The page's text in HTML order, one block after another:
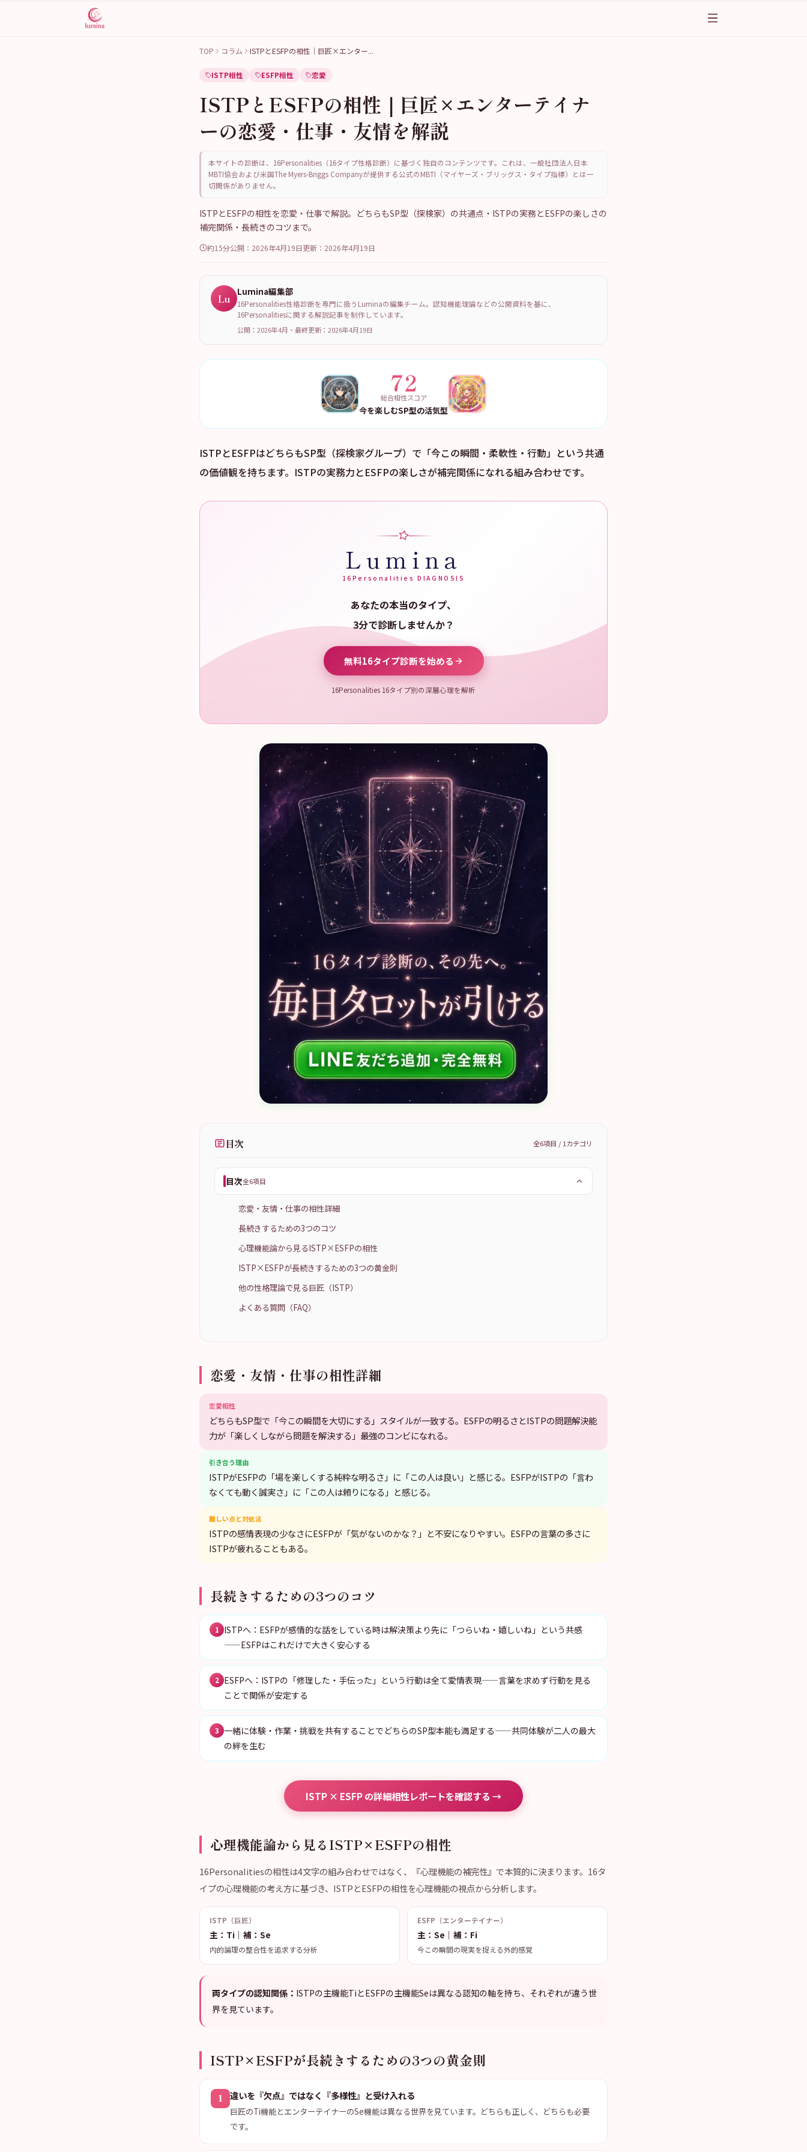
TOP コラム ISTPとESFPの相性｜巨匠×エンター...
ISTP相性 ESFP相性 恋愛
ISTPとESFPの相性｜巨匠×エンターテイナ
ーの恋愛・仕事・友情を解説
本サイトの診断は、16Personalities（16タイプ性格診断）に基づく独自のコンテンツです。これは、一般社団法人日本
MBTI協会および米国The Myers-Briggs Companyが提供する公式のMBTI（マイヤーズ・ブリッグス・タイプ指標）とは一
切関係がありません。
ISTPとESFPの相性を恋愛・仕事で解説。どちらもSP型（探検家）の共通点・ISTPの実務とESFPの楽しさの
補完関係・長続きのコツまで。
約15分公開： 2026年4月19日更新： 2026年4月19日
Lu Lumina編集部
16Personalities性格診断を専門に扱うLuminaの編集チーム。認知機能理論などの公開資料を基に、
16Personalitiesに関する解説記事を制作しています。
公開：2026年4月 ・ 最終更新： 2026年4月19日
72
総合相性スコア
今を楽しむSP型の活気型
ISTPとESFPはどちらもSP型（探検家グループ）で「今この瞬間・柔軟性・行動」という共通
の価値観を持ちます。ISTPの実務力とESFPの楽しさが補完関係になれる組み合わせです。
Lumina
16Personalities DIAGNOSIS
あなたの本当のタイプ、
3分で診断しませんか？
無料16タイプ診断を始める
16Personalities 16タイプ別の深層心理を解析
目次 全6項目 / 1カテゴリ
目次全6項目
恋愛・友情・仕事の相性詳細
長続きするための3つのコツ
心理機能論から見るISTP×ESFPの相性
ISTP×ESFPが長続きするための3つの黄金則
他の性格理論で見る巨匠（ISTP）
よくある質問（FAQ）
恋愛・友情・仕事の相性詳細
恋愛相性
どちらもSP型で「今この瞬間を大切にする」スタイルが一致する。ESFPの明るさとISTPの問題解決能
力が「楽しくしながら問題を解決する」最強のコンビになれる。
引き合う理由
ISTPがESFPの「場を楽しくする純粋な明るさ」に「この人は良い」と感じる。ESFPがISTPの「言わ
なくても動く誠実さ」に「この人は頼りになる」と感じる。
難しい点と対処法
ISTPの感情表現の少なさにESFPが「気がないのかな？」と不安になりやすい。ESFPの言葉の多さに
ISTPが疲れることもある。
長続きするための3つのコツ
1
ISTPへ：ESFPが感情的な話をしている時は解決策より先に「つらいね・嬉しいね」という共感
——ESFPはこれだけで大きく安心する
2 ESFPへ：ISTPの「修理した・手伝った」という行動は全て愛情表現——言葉を求めず行動を見る
ことで関係が安定する
3
一緒に体験・作業・挑戦を共有することでどちらのSP型本能も満足する——共同体験が二人の最大
の絆を生む
ISTP × ESFP の詳細相性レポートを確認する →
心理機能論から見るISTP×ESFPの相性
16Personalitiesの相性は4文字の組み合わせではなく、『心理機能の補完性』で本質的に決まります。16タ
イプの心理機能の考え方に基づき、ISTPとESFPの相性を心理機能の視点から分析します。
ISTP（巨匠）
主：Ti｜補：Se
内的論理の整合性を追求する分析
ESFP（エンターテイナー）
主：Se｜補：Fi
今この瞬間の現実を捉える外的感覚
両タイプの認知関係： ISTPの主機能TiとESFPの主機能Seは異なる認知の軸を持ち、それぞれが違う世
界を見ています。
ISTP×ESFPが長続きするための3つの黄金則
1 違いを『欠点』ではなく『多様性』と受け入れる
巨匠のTi機能とエンターテイナーのSe機能は異なる世界を見ています。どちらも正しく、どちらも必要
です。